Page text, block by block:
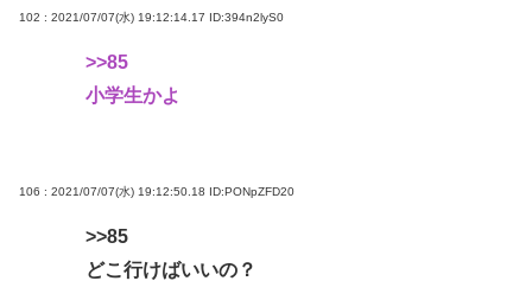
102 : 2021/07/07(水) 19:12:14.17 ID:394n2lyS0
>>85
小学生かよ
106 : 2021/07/07(水) 19:12:50.18 ID:PONpZFD20
>>85
どこ行けばいいの？